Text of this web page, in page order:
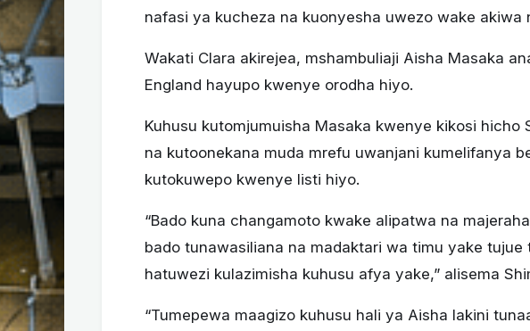
nafasi ya kucheza na kuonyesha uwezo wake akiwa
Wakati Clara akirejea, mshambuliaji Aisha Masaka
England hayupo kwenye orodha hiyo.
Kuhusu kutomjumuisha Masaka kwenye kikosi hicho
na kutoonekana muda mrefu uwanjani kumelifanya
kutokuwepo kwenye listi hiyo.
“Bado kuna changamoto kwake alipatwa na
bado tunawasiliana na madaktari wa timu yake tujue
hatuwezi kulazimisha kuhusu afya yake,” alisema
“Tumepewa maagizo kuhusu hali ya Aisha lakini